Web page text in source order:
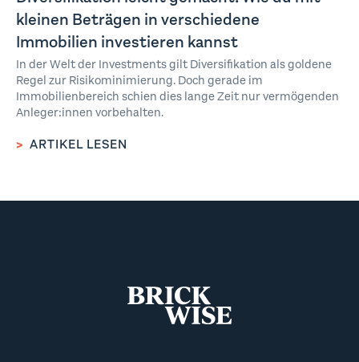
kleinen Beträgen in verschiedene
Immobilien investieren kannst
In der Welt der Investments gilt Diversifikation als goldene
Regel zur Risikominimierung. Doch gerade im
Immobilienbereich schien dies lange Zeit nur vermögenden
Anleger:innen vorbehalten.
> ARTIKEL LESEN